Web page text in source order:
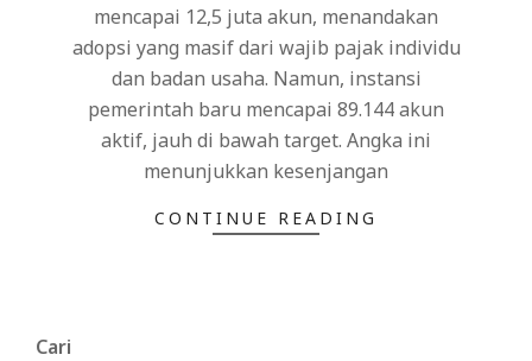
mencapai 12,5 juta akun, menandakan
adopsi yang masif dari wajib pajak individu
dan badan usaha. Namun, instansi
pemerintah baru mencapai 89.144 akun
aktif, jauh di bawah target. Angka ini
menunjukkan kesenjangan
CONTINUE READING
Cari